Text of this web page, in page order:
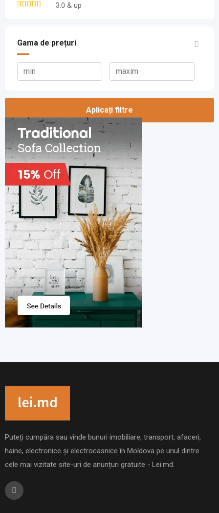
3.0 & up
Gama de prețuri
Aplicați filtre
Puteți cumpăra sau vinde bunuri imobiliare, transport, afaceri,
haine, electronice și electrocasnice în Moldova pe unul dintre
cele mai vizitate site-uri de anunțuri gratuite - Lei.md.